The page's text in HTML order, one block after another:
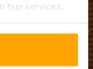
hun services.